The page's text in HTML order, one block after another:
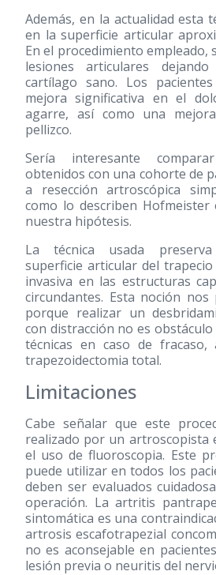
Además, en la actualidad esta
en la superficie articular
En el procedimiento empleado,
lesiones articulares
cartílago sano. Los
mejora significativa en el
agarre, así como una
pellizco.
Sería interesante
obtenidos con una cohorte de
a resección artroscópica
como lo describen
nuestra hipótesis.
La técnica usada
superficie articular del
invasiva en las estructuras
circundantes. Esta noción
porque realizar un
con distracción no es
técnicas en caso de
trapezoidectomia total.
Limitaciones
Cabe señalar que este
realizado por un artroscopista
el uso de fluoroscopia. Este
puede utilizar en todos los
deben ser evaluados
operación. La artritis
sintomática es una
artrosis escafotrapezial
no es aconsejable en
lesión previa o neuritis del